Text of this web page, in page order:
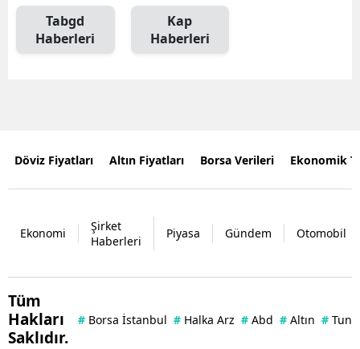
Tabgd
Haberleri
Kap
Haberleri
Döviz Fiyatları Altın Fiyatları Borsa Verileri Ekonomik
Ekonomi
Şirket
Haberleri
Piyasa Gündem Otomobil
Tüm
Hakları
Saklıdır.
# Borsa İstanbul # Halka Arz # Abd # Altın #